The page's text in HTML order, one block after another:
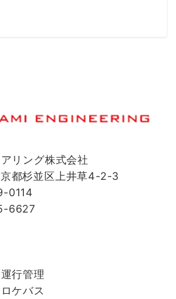
リング株式会社
都杉並区上井草4-2-3
0114
6627
行管理
ケバス